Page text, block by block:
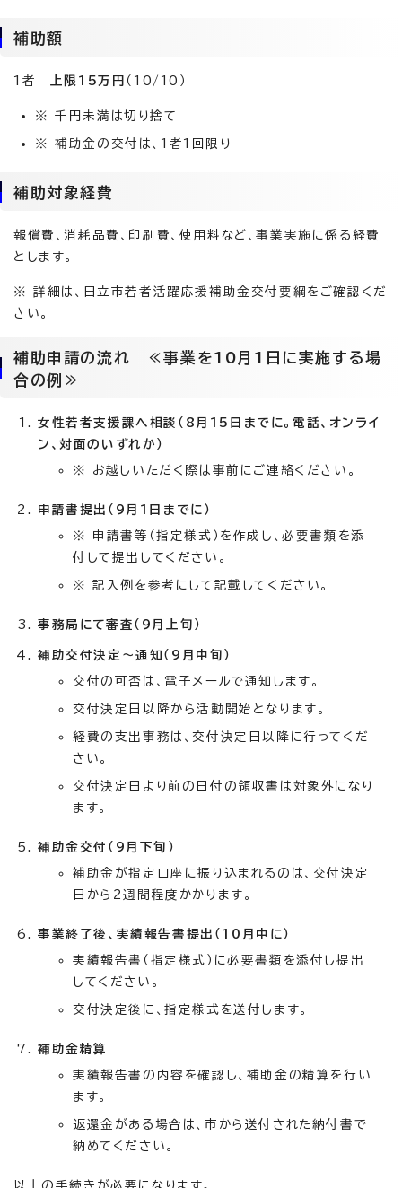
補助額
1者 上限15万円 （10/10）
※ 千円未満は切り捨て
※ 補助金の交付は、1者1回限り
補助対象経費
報償費、消耗品費、印刷費、使用料など、事業実施に係る経費
とします。
※ 詳細は、日立市若者活躍応援補助金交付要綱をご確認くだ
さい。
補助申請の流れ ≪事業を10月1日に実施する場
合の例≫
女性若者支援課へ相談（8月15日までに。電話、オンライ
ン、対面のいずれか）
※ お越しいただく際は事前にご連絡ください。
申請書提出（9月1日までに）
※ 申請書等（指定様式）を作成し、必要書類を添
付して提出してください。
※ 記入例を参考にして記載してください。
事務局にて審査（9月上旬）
補助交付決定～通知（9月中旬）
交付の可否は、電子メールで通知します。
交付決定日以降から活動開始となります。
経費の支出事務は、交付決定日以降に行ってくだ
さい。
交付決定日より前の日付の領収書は対象外になり
ます。
補助金交付（9月下旬）
補助金が指定口座に振り込まれるのは、交付決定
日から2週間程度かかります。
事業終了後、実績報告書提出（10月中に）
実績報告書（指定様式）に必要書類を添付し提出
してください。
交付決定後に、指定様式を送付します。
補助金精算
実績報告書の内容を確認し、補助金の精算を行い
ます。
返還金がある場合は、市から送付された納付書で
納めてください。
以上の手続きが必要になります。